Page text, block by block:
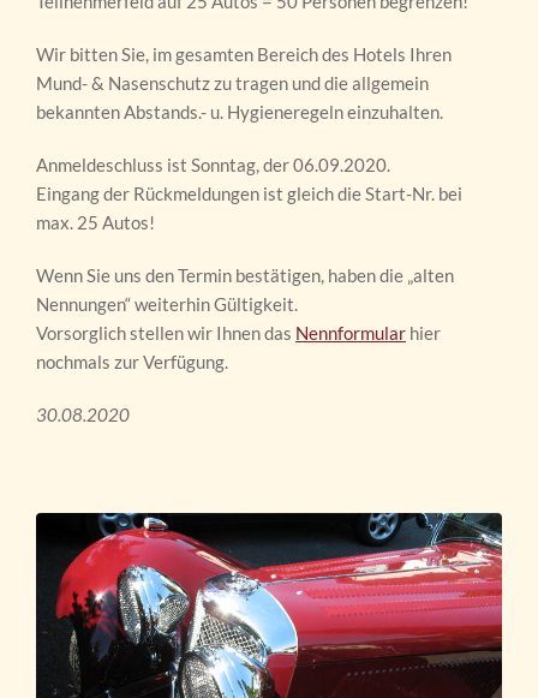
Wir bitten Sie, im gesamten Bereich des Hotels Ihren
Mund- & Nasenschutz zu tragen und die allgemein
bekannten Abstands.- u. Hygieneregeln einzuhalten.
Anmeldeschluss ist Sonntag, der 06.09.2020.
Eingang der Rückmeldungen ist gleich die Start-Nr. bei
max. 25 Autos!
Wenn Sie uns den Termin bestätigen, haben die „alten
Nennungen“ weiterhin Gültigkeit.
Vorsorglich stellen wir Ihnen das Nennformular hier
nochmals zur Verfügung.
30.08.2020